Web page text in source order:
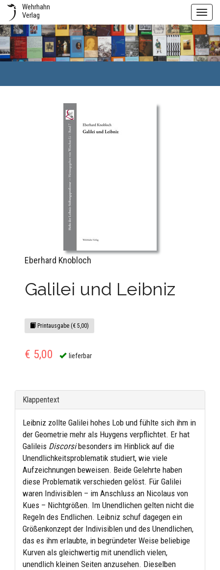
Wehrhahn
Verlag
Eberhard Knobloch
Galilei und Leibniz
Printausgabe (€ 5,00)
€ 5,00 lieferbar
Klappentext
Leibniz zollte Galilei hohes Lob und fühlte sich ihm in
der Geometrie mehr als Huygens verpflichtet. Er hat
Galileis Discorsibesonders im Hinblick auf die
Unendlichkeitsproblematik studiert, wie viele
Aufzeichnungen beweisen. Beide Gelehrte haben
diese Problematik verschieden gelöst. Für Galilei
waren Indivisiblen – im Anschluss an Nicolaus von
Kues – Nichtgrößen. Im Unendlichen gelten nicht die
Regeln des Endlichen. Leibniz schuf dagegen ein
Größenkonzept der Indivisiblen und des Unendlichen,
das es ihm erlaubte, in begründeter Weise beliebige
Kurven als gleichwertig mit unendlich vielen,
unendlich kleinen Seiten anzusehen. Dieselben